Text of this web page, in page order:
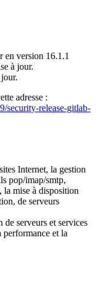
en version 16.1.1
à jour.
adresse :
security-release-gitlab-
Internet, la gestion
pop/imap/smtp,
la mise à disposition
de serveurs
de serveurs et services
et la